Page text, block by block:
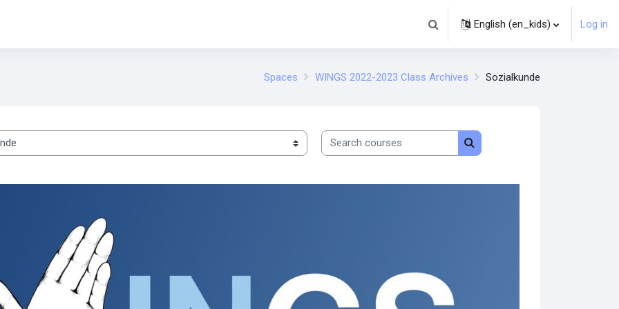
Toggle search input
English ‎(en_kids)‎ Log in
Spaces WINGS 2022-2023 Class Archives Sozialkunde
Search courses
Search courses